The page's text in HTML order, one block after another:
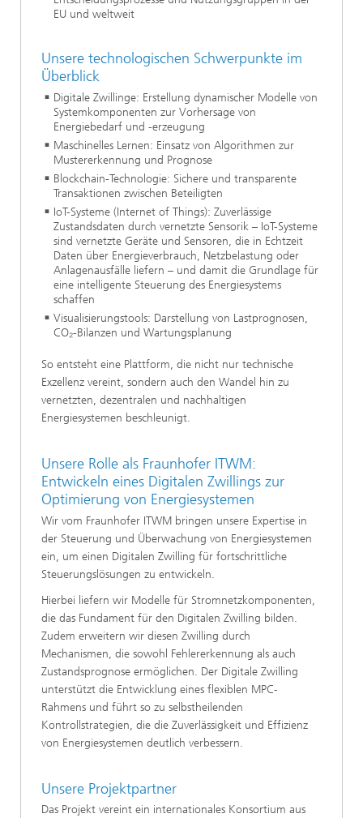
EU und weltweit
Unsere technologischen Schwerpunkte im
Überblick
Digitale Zwillinge: Erstellung dynamischer Modelle von
Systemkomponenten zur Vorhersage von
Energiebedarf und -erzeugung
Maschinelles Lernen: Einsatz von Algorithmen zur
Mustererkennung und Prognose
Blockchain-Technologie: Sichere und transparente
Transaktionen zwischen Beteiligten
IoT-Systeme (Internet of Things): Zuverlässige
Zustandsdaten durch vernetzte Sensorik – IoT-Systeme
sind vernetzte Geräte und Sensoren, die in Echtzeit
Daten über Energieverbrauch, Netzbelastung oder
Anlagenausfälle liefern – und damit die Grundlage für
eine intelligente Steuerung des Energiesystems
schaffen
Visualisierungstools: Darstellung von Lastprognosen,
CO₂-Bilanzen und Wartungsplanung
So entsteht eine Plattform, die nicht nur technische
Exzellenz vereint, sondern auch den Wandel hin zu
vernetzten, dezentralen und nachhaltigen
Energiesystemen beschleunigt.
Unsere Rolle als Fraunhofer ITWM:
Entwickeln eines Digitalen Zwillings zur
Optimierung von Energiesystemen
Wir vom Fraunhofer ITWM bringen unsere Expertise in
der Steuerung und Überwachung von Energiesystemen
ein, um einen Digitalen Zwilling für fortschrittliche
Steuerungslösungen zu entwickeln.
Hierbei liefern wir Modelle für Stromnetzkomponenten,
die das Fundament für den Digitalen Zwilling bilden.
Zudem erweitern wir diesen Zwilling durch
Mechanismen, die sowohl Fehlererkennung als auch
Zustandsprognose ermöglichen. Der Digitale Zwilling
unterstützt die Entwicklung eines flexiblen MPC-
Rahmens und führt so zu selbstheilenden
Kontrollstrategien, die die Zuverlässigkeit und Effizienz
von Energiesystemen deutlich verbessern.
Unsere Projektpartner
Das Projekt vereint ein internationales Konsortium aus